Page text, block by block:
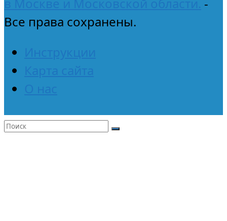
Все права сохранены.
Инструкции
Карта сайта
О нас